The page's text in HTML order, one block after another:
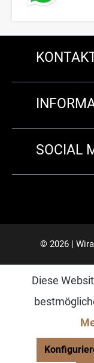
SOCIAL
© 2026 |
Diese